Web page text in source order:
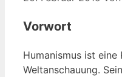
Vorwort
Huma­nis­mus ist
Welt­an­schau­ung.